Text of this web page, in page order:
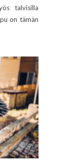
talvisilla
on tämän